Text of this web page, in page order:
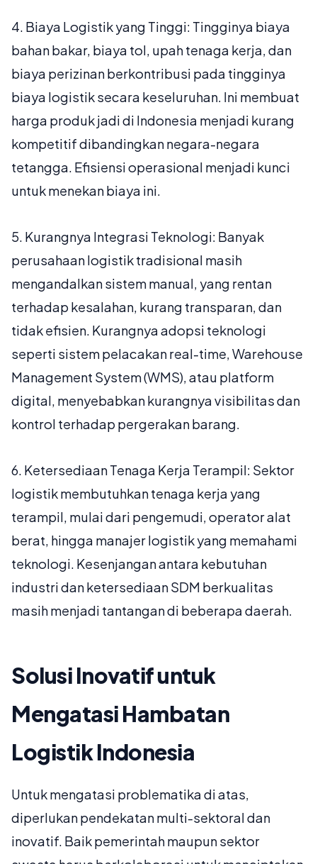
4. Biaya Logistik yang Tinggi: Tingginya biaya
bahan bakar, biaya tol, upah tenaga kerja, dan
biaya perizinan berkontribusi pada tingginya
biaya logistik secara keseluruhan. Ini membuat
harga produk jadi di Indonesia menjadi kurang
kompetitif dibandingkan negara-negara
tetangga. Efisiensi operasional menjadi kunci
untuk menekan biaya ini.
5. Kurangnya Integrasi Teknologi: Banyak
perusahaan logistik tradisional masih
mengandalkan sistem manual, yang rentan
terhadap kesalahan, kurang transparan, dan
tidak efisien. Kurangnya adopsi teknologi
seperti sistem pelacakan real-time, Warehouse
Management System (WMS), atau platform
digital, menyebabkan kurangnya visibilitas dan
kontrol terhadap pergerakan barang.
6. Ketersediaan Tenaga Kerja Terampil: Sektor
logistik membutuhkan tenaga kerja yang
terampil, mulai dari pengemudi, operator alat
berat, hingga manajer logistik yang memahami
teknologi. Kesenjangan antara kebutuhan
industri dan ketersediaan SDM berkualitas
masih menjadi tantangan di beberapa daerah.
Solusi Inovatif untuk
Mengatasi Hambatan
Logistik Indonesia
Untuk mengatasi problematika di atas,
diperlukan pendekatan multi-sektoral dan
inovatif. Baik pemerintah maupun sektor